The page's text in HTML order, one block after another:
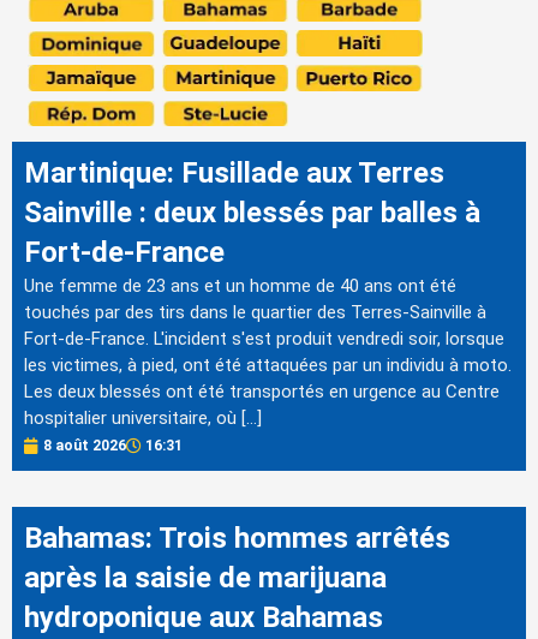
Martinique: Fusillade aux Terres
Sainville : deux blessés par balles à
Fort-de-France
Une femme de 23 ans et un homme de 40 ans ont été
touchés par des tirs dans le quartier des Terres-Sainville à
Fort-de-France. L'incident s'est produit vendredi soir, lorsque
les victimes, à pied, ont été attaquées par un individu à moto.
Les deux blessés ont été transportés en urgence au Centre
hospitalier universitaire, où […]
8 août 2026 16:31
Bahamas: Trois hommes arrêtés
après la saisie de marijuana
hydroponique aux Bahamas